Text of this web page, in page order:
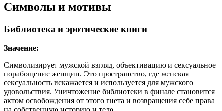
Символы и мотивы
Библиотека и эротические книги
Значение:
Символизирует мужской взгляд, объективацию и сексуальное
порабощение женщин. Это пространство, где женская
сексуальность искажается и используется для мужского
удовольствия. Уничтожение библиотеки в финале становится
актом освобождения от этого гнета и возвращения себе права
на собственную историю и тело.